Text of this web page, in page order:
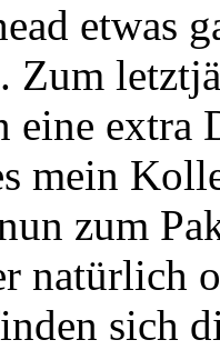
etwas
Zum
eine extra
mein
zum
natürlich
sich